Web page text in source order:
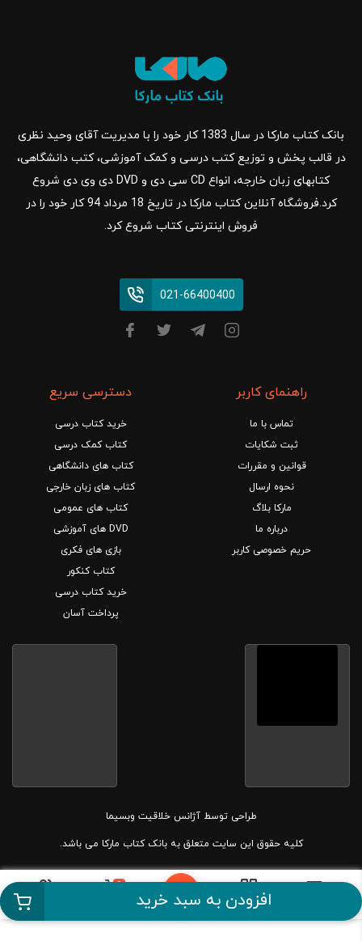
افزودن به سبد خرید
بانک کتاب مارکا در سال 1383 کار خود را با مدیریت آقای وحید نظری
در قالب پخش و توزیع کتب درسی و کمک آموزشی، کتب دانشگاهی،
کتابهای زبان خارجه، انواع CD سی دی و DVD دی وی دی شروع
کرد.فروشگاه آنلاین کتاب مارکا در تاریخ 18 مرداد 94 کار خود را در
فروش اینترنتی کتاب شروع کرد.
021-66400400
راهنمای کاربر
تماس با ما
ثبت شکایات
قوانین و مقررات
نحوه ارسال
مارکا بلاگ
درباره ما
حریم خصوصی کاربر
دسترسی سریع
خرید کتاب درسی
کتاب کمک درسی
کتاب های دانشگاهی
کتاب های زبان خارجی
کتاب های عمومی
DVD های آموزشی
بازی های فکری
کتاب کنکور
خرید کتاب درسی
پرداخت آسان
طراحی توسطآژانس خلاقیت وبسیما
کلیه حقوق این سایت متعلق به بانک کتاب مارکا می باشد.
دسته بندی
0
سبد خرید حساب کاربری